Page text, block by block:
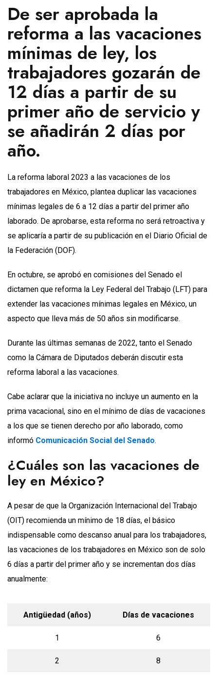
De ser aprobada la
reforma a las vacaciones
mínimas de ley, los
trabajadores gozarán de
12 días a partir de su
primer año de servicio y
se añadirán 2 días por
año.
La reforma laboral 2023 a las vacaciones de los
trabajadores en México, plantea duplicar las vacaciones
mínimas legales de 6 a 12 días a partir del primer año
laborado. De aprobarse, esta reforma no será retroactiva y
se aplicaría a partir de su publicación en el Diario Oficial de
la Federación (DOF).
En octubre, se aprobó en comisiones del Senado el
dictamen que reforma la Ley Federal del Trabajo (LFT) para
extender las vacaciones mínimas legales en México, un
aspecto que lleva más de 50 años sin modificarse.
Durante las últimas semanas de 2022, tanto el Senado
como la Cámara de Diputados deberán discutir esta
reforma laboral a las vacaciones.
Cabe aclarar que la iniciativa no incluye un aumento en la
prima vacacional, sino en el mínimo de días de vacaciones
a los que se tienen derecho por año laborado, como
informó Comunicación Social del Senado.
¿Cuáles son las vacaciones de
ley en México?
A pesar de que la Organización Internacional del Trabajo
(OIT) recomienda un mínimo de 18 días, el básico
indispensable como descanso anual para los trabajadores,
las vacaciones de los trabajadores en México son de solo
6 días a partir del primer año y se incrementan dos días
anualmente:
Antigüedad (años) Días de vacaciones
1 6
2 8